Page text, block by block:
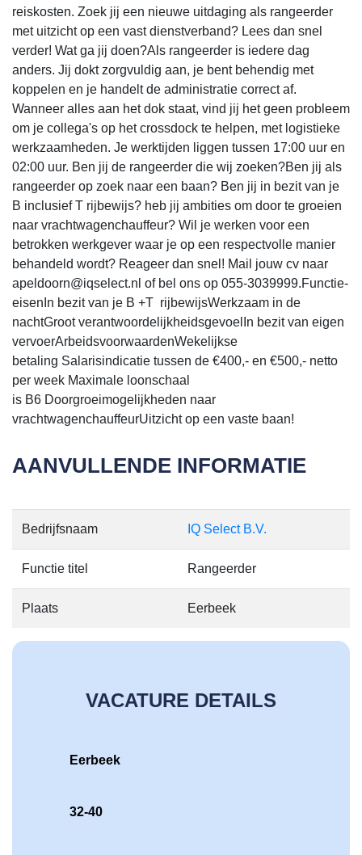
reiskosten. Zoek jij een nieuwe uitdaging als rangeerder
met uitzicht op een vast dienstverband? Lees dan snel
verder! Wat ga jij doen?Als rangeerder is iedere dag
anders. Jij dokt zorgvuldig aan, je bent behendig met
koppelen en je handelt de administratie correct af.
Wanneer alles aan het dok staat, vind jij het geen probleem
om je collega's op het crossdock te helpen, met logistieke
werkzaamheden. Je werktijden liggen tussen 17:00 uur en
02:00 uur. Ben jij de rangeerder die wij zoeken?Ben jij als
rangeerder op zoek naar een baan? Ben jij in bezit van je
B inclusief T rijbewijs? heb jij ambities om door te groeien
naar vrachtwagenchauffeur? Wil je werken voor een
betrokken werkgever waar je op een respectvolle manier
behandeld wordt? Reageer dan snel! Mail jouw cv naar
apeldoorn@iqselect.nl of bel ons op 055-3039999.Functie-
eisenIn bezit van je B +T rijbewijsWerkzaam in de
nachtGroot verantwoordelijkheidsgevoelIn bezit van eigen
vervoerArbeidsvoorwaardenWekelijkse
betaling Salarisindicatie tussen de €400,- en €500,- netto
per week Maximale loonschaal
is B6 Doorgroeimogelijkheden naar
vrachtwagenchauffeurUitzicht op een vaste baan!
AANVULLENDE INFORMATIE
Bedrijfsnaam IQ Select B.V.
Functie titel Rangeerder
Plaats Eerbeek
VACATURE DETAILS
Eerbeek
32-40